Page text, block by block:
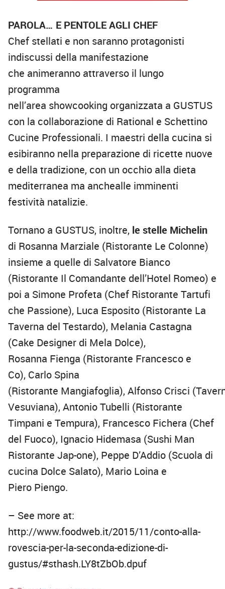
PAROLA… E PENTOLE AGLI CHEF
Chef stellati e non saranno protagonisti
indiscussi della manifestazione
che animeranno attraverso il lungo
programma
nell’area showcooking organizzata a GUSTUS
con la collaborazione di Rational e Schettino
Cucine Professionali. I maestri della cucina si
esibiranno nella preparazione di ricette nuove
e della tradizione, con un occhio alla dieta
mediterranea ma anchealle imminenti
festività natalizie.
Tornano a GUSTUS, inoltre, le stelle Michelin
di Rosanna Marziale (Ristorante Le Colonne)
insieme a quelle di Salvatore Bianco
(Ristorante Il Comandante dell’Hotel Romeo) e
poi a Simone Profeta (Chef Ristorante Tartufi
che Passione), Luca Esposito (Ristorante La
Taverna del Testardo), Melania Castagna
(Cake Designer di Mela Dolce),
Rosanna Fienga (Ristorante Francesco e
Co), Carlo Spina
(Ristorante Mangiafoglia), Alfonso Crisci (
Vesuviana), AntonioTubelli (Ristorante
Timpani e Tempura), Francesco Fichera (Chef
del Fuoco), Ignacio Hidemasa (Sushi Man
Ristorante Jap-one), Peppe D’Addio (Scuola di
cucina Dolce Salato), Mario Loina e
Piero Piengo.
– See more at:
http://www.foodweb.it/2015/11/conto-alla-
rovescia-per-la-seconda-edizione-di-
gustus/#sthash.LY8tZbOb.dpuf